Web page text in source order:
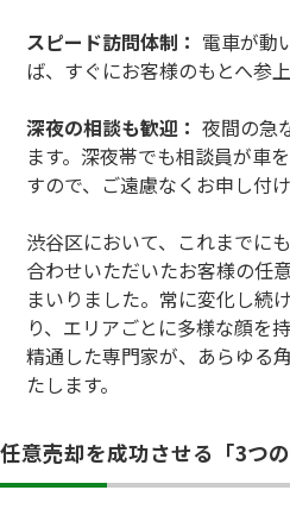
スピード訪問体制： 電車が動
ば、すぐにお客様のもとへ参上
深夜の相談も歓迎： 夜間の急
ます。深夜帯でも相談員が車
すので、ご遠慮なくお申し付け
渋谷区において、これまでに
合わせいただいたお客様の任
まいりました。常に変化し続
り、エリアごとに多様な顔を
精通した専門家が、あらゆる
たします。
任意売却を成功させる「3つの